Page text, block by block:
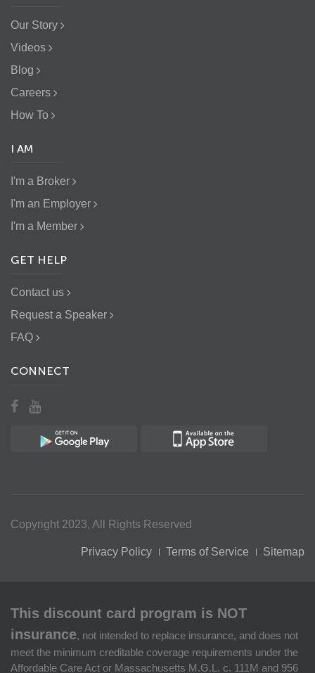
Our Story
Videos
Blog
Careers
How To
I AM
I'm a Broker
I'm an Employer
I'm a Member
GET HELP
Contact us
Request a Speaker
FAQ
CONNECT
Copyright 2023, All Rights Reserved
Privacy Policy Terms of Service Sitemap
This discount card program is NOT
insurance, not intended to replace insurance, and does not
meet the minimum creditable coverage requirements under the
Affordable Care Act or Massachusetts M.G.L. c. 111M and 956